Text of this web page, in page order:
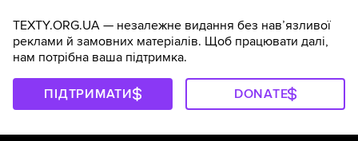
TEXTY.ORG.UA — незалежне видання без навʼязливої
реклами й замовних матеріалів. Щоб працювати далі,
нам потрібна ваша підтримка.
ПІДТРИМАТИ DONATE